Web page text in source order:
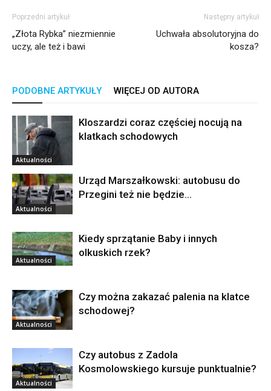
Poprzedni artykuł
„Złota Rybka” niezmiennie
uczy, ale też i bawi
Następny artykuł
Uchwała absolutoryjna do
kosza?
PODOBNE ARTYKUŁY WIĘCEJ OD AUTORA
Aktualności
Kloszardzi coraz częściej nocują na
klatkach schodowych
Aktualności
Urząd Marszałkowski: autobusu do
Przegini też nie będzie…
Aktualności
Kiedy sprzątanie Baby i innych
olkuskich rzek?
Aktualności
Czy można zakazać palenia na klatce
schodowej?
Aktualności
Czy autobus z Zadola
Kosmolowskiego kursuje punktualnie?